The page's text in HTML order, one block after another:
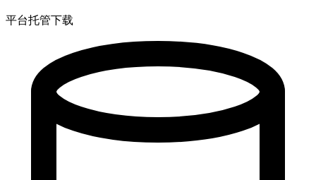
平台托管下载